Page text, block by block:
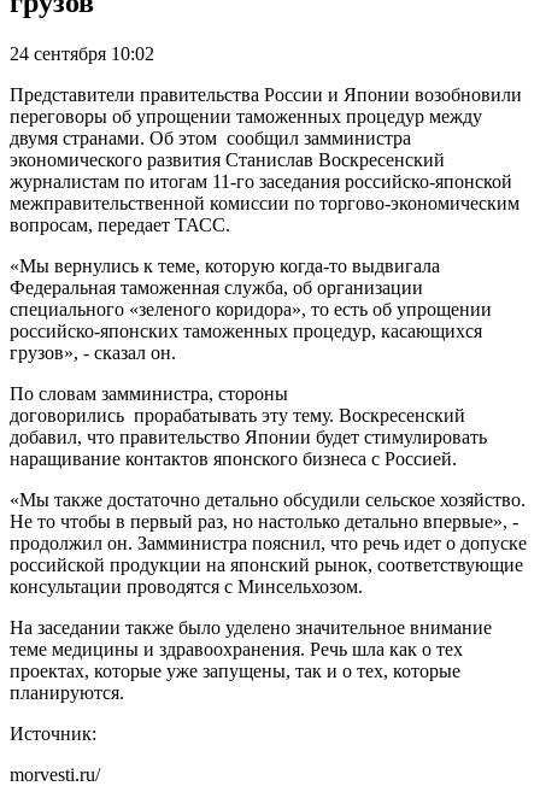
24 сентября 10:02
Представители правительства России и Японии возобновили
переговоры об упрощении таможенных процедур между
двумя странами. Об этом сообщил замминистра
экономического развития Станислав Воскресенский
журналистам по итогам 11-го заседания российско-японской
межправительственной комиссии по торгово-экономическим
вопросам, передает ТАСС.
«Мы вернулись к теме, которую когда-то выдвигала
Федеральная таможенная служба, об организации
специального «зеленого коридора», то есть об упрощении
российско-японских таможенных процедур, касающихся
грузов», - сказал он.
По словам замминистра, стороны
договорились прорабатывать эту тему. Воскресенский
добавил, что правительство Японии будет стимулировать
наращивание контактов японского бизнеса с Россией.
«Мы также достаточно детально обсудили сельское хозяйство.
Не то чтобы в первый раз, но настолько детально впервые», -
продолжил он. Замминистра пояснил, что речь идет о допуске
российской продукции на японский рынок, соответствующие
консультации проводятся с Минсельхозом.
На заседании также было уделено значительное внимание
теме медицины и здравоохранения. Речь шла как о тех
проектах, которые уже запущены, так и о тех, которые
планируются.
Источник:
morvesti.ru/